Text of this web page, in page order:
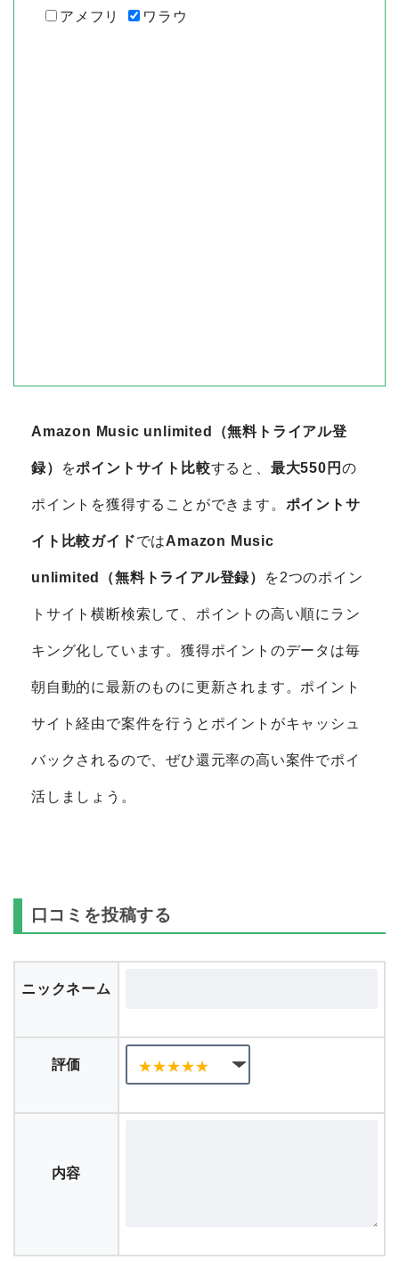
アメフリ
ワラウ
Amazon Music unlimited（無料トライアル登
録） をポイントサイト比較すると、 最大550円 の
ポイントを獲得することができます。 ポイントサ
イト比較ガイドではAmazon Music
unlimited（無料トライアル登録） を2つのポイン
トサイト横断検索して、ポイントの高い順にラン
キング化しています。獲得ポイントのデータは毎
朝自動的に最新のものに更新されます。ポイント
サイト経由で案件を行うとポイントがキャッシュ
バックされるので、ぜひ還元率の高い案件でポイ
活しましょう。
口コミを投稿する
ニックネーム
評価
内容